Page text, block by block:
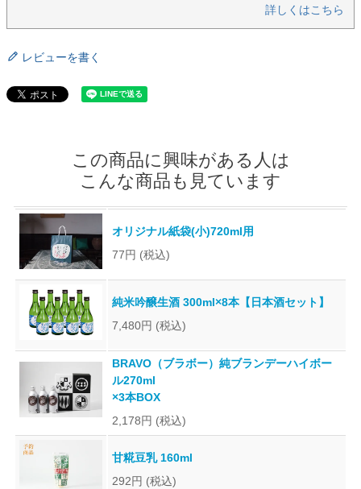
詳しくはこちら
レビューを書く
この商品に興味がある人は
こんな商品も見ています
オリジナル紙袋(小)720ml用
77円 (税込)
純米吟醸生酒 300ml×8本【日本酒セット】
7,480円 (税込)
BRAVO（ブラボー）純ブランデーハイボー
ル270ml
×3本BOX
2,178円 (税込)
甘糀豆乳 160ml
292円 (税込)